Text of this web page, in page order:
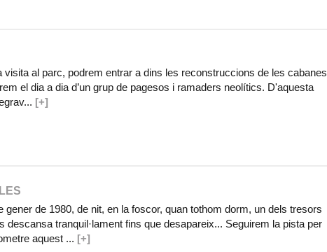
al parc, podrem entrar a dins les reconstruccions de les cabanes
el dia a dia d’un grup de pagesos i ramaders neolítics. D'aquesta
[+]
de 1980, de nit, en la foscor, quan tothom dorm, un dels tresors
descansa tranquil·lament fins que desapareix... Seguirem la pista per
aquest ... [+]